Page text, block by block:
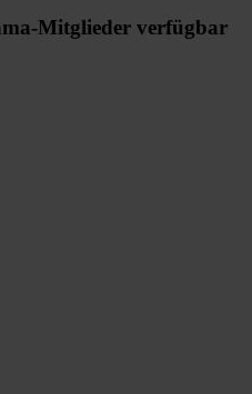
Mitglieder verfügbar